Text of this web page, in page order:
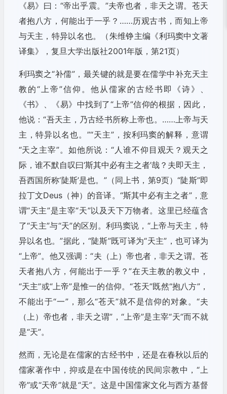
《易》曰：“帝出乎震。”夫帝也者，非天之谓。苍天
者抱八方，何能出于一乎？……历观古书，而知上帝
与天主，特异以名也。（朱维铮主编《利玛窦中文著
译集》，复旦大学出版社2001年版，第21页）
利玛窦之“补儒”，最关键的就是要在儒学中补充天主
教的“上帝”信仰。他从儒家的古经书即《诗》、
《书》、《易》中找到了“上帝”信仰的根据，因此，
他说：“吾天主，乃古经书所称上帝也。……上帝与天
主，特异以名也。”“天主”，按利玛窦的解释，意谓
“天之主宰”。如他所说：“人谁不仰目观天？观天之
际，谁不默自叹曰‘斯其中必有主之者’哉？夫即天主，
吾西国所称‘陡斯’是也。”（同上书，第9页）“陡斯”即
拉丁文Deus（神）的音译。“斯其中必有主之者”，意
谓“天主”是主宰“天”以及天下万物者。这里已经蕴含
了“天主”与“天”的区别。利玛窦说，“上帝与天主，特
异以名也。”据此，“陡斯”既可译为“天主”，也可译为
“上帝”。他又强调：“夫（上）帝也者，非天之谓。苍
天者抱八方，何能出于一乎？”在天主教的教义中，
“天主”或“上帝”是惟一的信仰。“苍天”既然“抱八方”，
不能出于“一”，那么“苍天”就不是信仰的对象。“夫
（上）帝也者，非天之谓”，“上帝”是主宰“天”而不就
是“天”。
然而，无论是在儒家的古经书中，还是在春秋以后的
儒家著作中，抑或是在中国传统的民间宗教中，“上
帝”或“天帝”就是“天”。这是中国儒家文化与西方基督